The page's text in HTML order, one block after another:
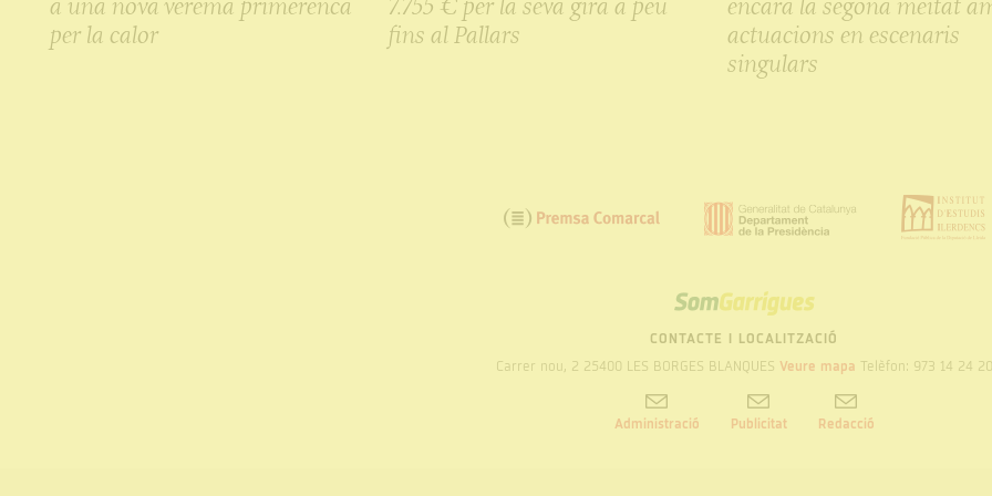
a una nova verema primerenca
per la calor
7.755 € per la seva gira a peu
fins al Pallars
encara la segona meitat
actuacions en escenaris
singulars
SOM
GARRIGUES
CONTACTE I LOCALITZACIÓ
Carrer nou, 2 25400 LES BORGES BLANQUES Veure mapa Telèfon: 973 14 24 20
Administració Publicitat Redacció